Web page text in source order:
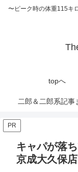
〜ピーク時の体重115キ
topへ
二郎＆二郎系記事
PR
キャパが落
京成大久保